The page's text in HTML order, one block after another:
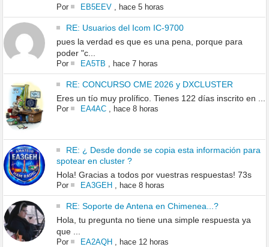
Por EB5EEV, hace 5 horas
RE: Usuarios del Icom IC-9700
pues la verdad es que es una pena, porque para
poder "c...
Por EA5TB hace 7 horas
RE: CONCURSO CME 2026 y DXCLUSTER
Eres un tío muy prolífico. Tienes 122 días inscrito en ...
Por EA4AC, hace 8 horas
RE: ¿ Desde donde se copia esta información para
spotear en cluster ?
Hola! Gracias a todos por vuestras respuestas! 73s
Por EA3GEH, hace 8 horas
RE: Soporte de Antena en Chimenea...?
Hola, tu pregunta no tiene una simple respuesta ya
que ...
Por EA2AQH, hace 12 horas